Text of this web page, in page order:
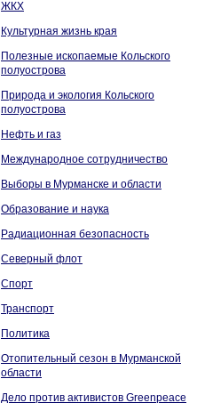
ЖКХ
Культурная жизнь края
Полезные ископаемые Кольского
полуострова
Природа и экология Кольского
полуострова
Нефть и газ
Международное сотрудничество
Выборы в Мурманске и области
Образование и наука
Радиационная безопасность
Северный флот
Спорт
Транспорт
Политика
Отопительный сезон в Мурманской
области
Дело против активистов Greenpeace